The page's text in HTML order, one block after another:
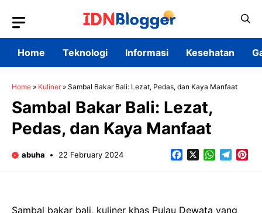
content
Home
Teknologi Informasi Kesehatan
Home » Kuliner» Sambal Bakar Bali: Lezat, Pedas, dan Kaya Manfaat
Sambal Bakar Bali: Lezat,
Pedas, dan Kaya Manfaat
abuha 22 February 2024 FacebookWhatsApp
Sambal bakar bali, kuliner khas Pulau Dewata yang